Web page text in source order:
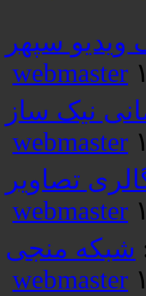
سپهر
webmaster
نیک ساز
webmaster
تصاویر
webmaster
شبکه منجی
webmaster